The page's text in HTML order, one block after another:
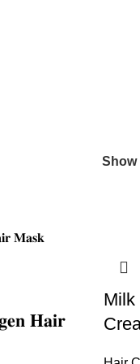
Show
𝐇𝐚𝐢𝐫
Milk